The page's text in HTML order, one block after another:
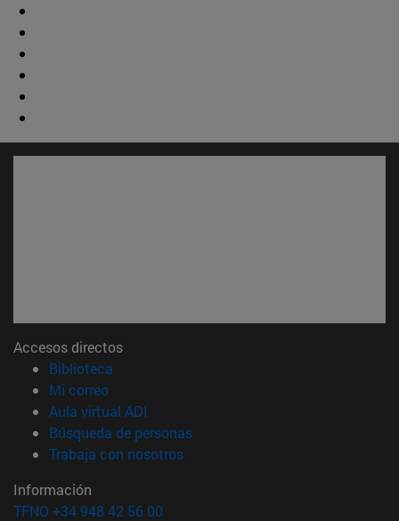
Accesos directos
Biblioteca
Mi correo(abre en nueva ventana)
Aula virtual ADI
Búsqueda de personas(abre en nueva ventana)
Trabaja con nosotros(abre en nueva ventana)
Información
TFNO +34 948 42 56 00